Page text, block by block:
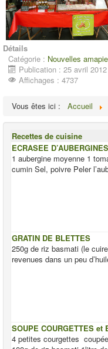
Détails
Catégorie : Nouvelles
Publication : 25 avril 2012
Affichages : 4737
Vous êtes ici : Accueil
Recettes de cuisine
ECRASEE
1 aubergine moyenne 1
cumin Sel, poivre Peler
GRATIN DE BLETTES
250g de riz basmati (le
revenues dans un peu
SOUPE COURGETTES et
4 petites courgettes